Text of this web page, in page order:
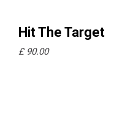
Ajouter
Hit The Target
£ 90.00